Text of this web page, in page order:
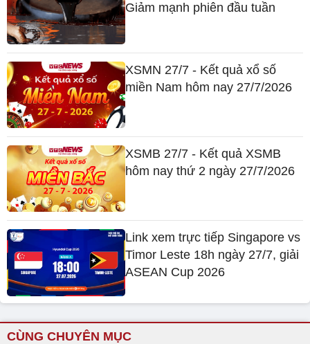
Giảm mạnh phiên đầu tuần
XSMN 27/7 - Kết quả xổ số
miền Nam hôm nay 27/7/2026
XSMB 27/7 - Kết quả XSMB
hôm nay thứ 2 ngày 27/7/2026
Link xem trực tiếp Singapore vs
Timor Leste 18h ngày 27/7, giải
ASEAN Cup 2026
CÙNG CHUYÊN MỤC